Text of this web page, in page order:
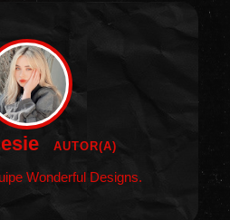
AUTOR(A)
Wonderful Designs.